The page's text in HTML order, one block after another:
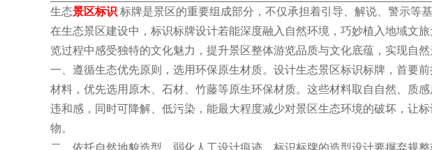
生态景区标识 标牌是景区的重要组成部分，不仅承担着引导、解说、警示等
在生态景区建设中，标识标牌设计若能深度融入自然环境，巧妙植入地域文
览过程中感受独特的文化魅力，提升景区整体游览品质与文化底蕴，实现自然
一、遵循生态优先原则，选用环保原生材质。设计生态景区标识标牌，首要
材料，优先选用原木、石材、竹藤等原生环保材质。这些材料取自自然、质
违和感，同时可降解、低污染，能最大程度减少对景区生态环境的破坏，让
物。
二、依托自然地貌造型，弱化人工设计痕迹。标识标牌的造型设计要摒弃规